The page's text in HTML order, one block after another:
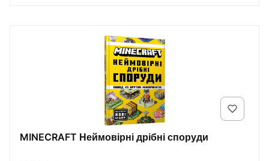
MINECRAFT Неймовірні дрібні споруди